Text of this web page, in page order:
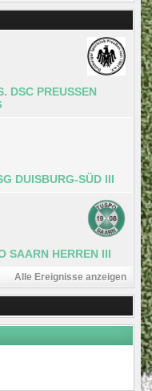
PREUSSEN D
DUISBURG-SÜD III
SAARN HERREN III
Alle Ereignisse anzeigen